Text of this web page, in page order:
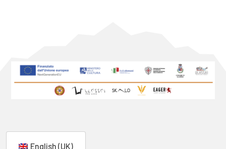
English (UK)